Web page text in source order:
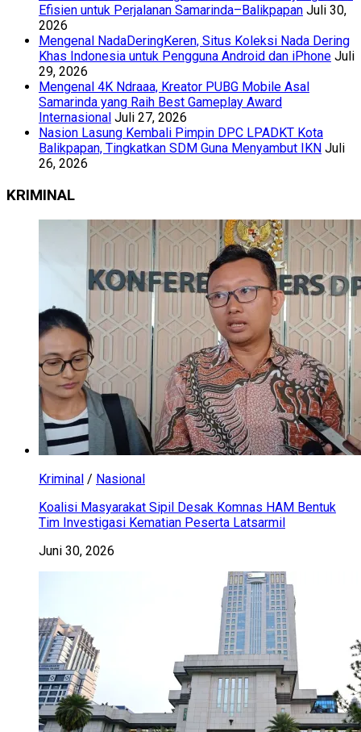
Efisien untuk Perjalanan Samarinda–Balikpapan Juli 30,
2026
Mengenal NadaDeringKeren, Situs Koleksi Nada Dering
Khas Indonesia untuk Pengguna Android dan iPhone Juli
29, 2026
Mengenal 4K Ndraaa, Kreator PUBG Mobile Asal
Samarinda yang Raih Best Gameplay Award
Internasional Juli 27, 2026
Nasion Lasung Kembali Pimpin DPC LPADKT Kota
Balikpapan, Tingkatkan SDM Guna Menyambut IKN Juli
26, 2026
KRIMINAL
Kriminal / Nasional
Koalisi Masyarakat Sipil Desak Komnas HAM Bentuk
Tim Investigasi Kematian Peserta Latsarmil
Juni 30, 2026